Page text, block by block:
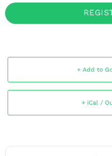
+ Add to
+ iCal /